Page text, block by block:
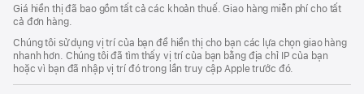
Thích
Chân
Trang
thích
Giá hiển thị đã bao gồm tất cả các khoản thuế. Giao hàng miễn phí cho tất
cả đơn hàng.
Chúng tôi sử dụng vị trí của bạn để hiển thị cho bạn các lựa chọn giao hàng
nhanh hơn. Chúng tôi đã tìm thấy vị trí của bạn bằng địa chỉ IP của bạn
hoặc vì bạn đã nhập vị trí đó trong lần truy cập Apple trước đó.